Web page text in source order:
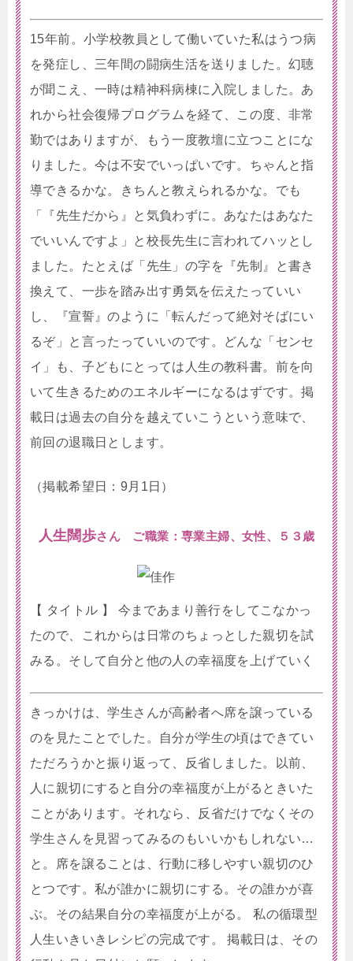
15年前。小学校教員として働いていた私はうつ病
を発症し、三年間の闘病生活を送りました。幻聴
が聞こえ、一時は精神科病棟に入院しました。あ
れから社会復帰プログラムを経て、この度、非常
勤ではありますが、もう一度教壇に立つことにな
りました。今は不安でいっぱいです。ちゃんと指
導できるかな。きちんと教えられるかな。でも
「『先生だから』と気負わずに。あなたはあなた
でいいんですよ」と校長先生に言われてハッとし
ました。たとえば「先生」の字を『先制』と書き
換えて、一歩を踏み出す勇気を伝えたっていい
し、『宣誓』のように「転んだって絶対そばにい
るぞ」と言ったっていいのです。どんな「センセ
イ」も、子どもにとっては人生の教科書。前を向
いて生きるためのエネルギーになるはずです。掲
載日は過去の自分を越えていこうという意味で、
前回の退職日とします。
（掲載希望日：9月1日）
人生闊歩さん ご職業：専業主婦、女性、５３歳
【 タイトル 】 今まであまり善行をしてこなかっ
たので、これからは日常のちょっとした親切を試
みる。そして自分と他の人の幸福度を上げていく
きっかけは、学生さんが高齢者へ席を譲っている
のを見たことでした。自分が学生の頃はできてい
ただろうかと振り返って、反省しました。以前、
人に親切にすると自分の幸福度が上がるときいた
ことがあります。それなら、反省だけでなくその
学生さんを見習ってみるのもいいかもしれない…
と。席を譲ることは、行動に移しやすい親切のひ
とつです。私が誰かに親切にする。その誰かが喜
ぶ。その結果自分の幸福度が上がる。 私の循環型
人生いきいきレシピの完成です。 掲載日は、その